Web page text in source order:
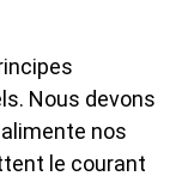
Nous devons
nos
le courant